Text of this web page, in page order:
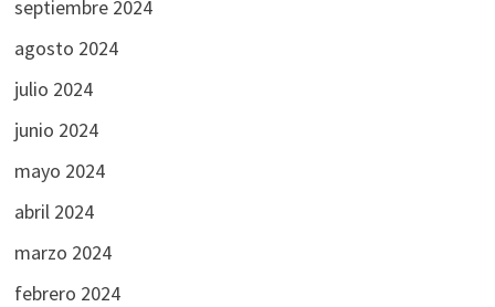
septiembre 2024
agosto 2024
julio 2024
junio 2024
mayo 2024
abril 2024
marzo 2024
febrero 2024